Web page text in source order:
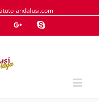
andalusi.com
Google+Skype